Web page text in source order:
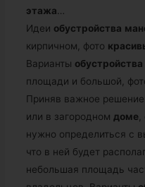
этажа…
Идеи обустройства
кирпичном, фото
Варианты обустройства
площади и большой,
Приняв важное
или в загородном доме,
нужно определиться с
что в ней будет
небольшая площадь